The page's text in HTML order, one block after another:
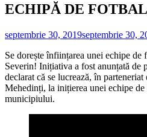
ECHIPĂ DE
septembrie 30, 2019septembrie 30,
Se dorește înființarea unei echipe
Severin! Inițiativa a fost anunțată de
declarat că se lucrează, în
Mehedinți, la inițierea unei echipe
municipiului.